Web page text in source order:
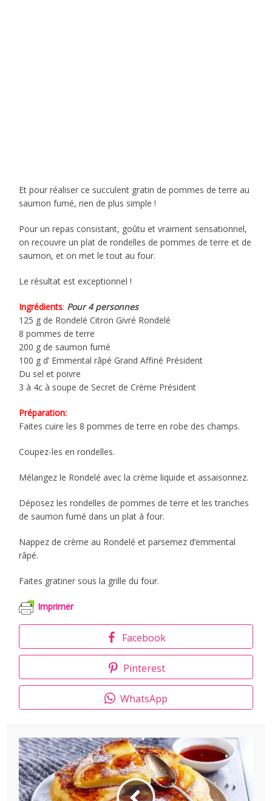
Et pour réaliser ce succulent gratin de pommes de terre au
saumon fumé, rien de plus simple !
Pour un repas consistant, goûtu et vraiment sensationnel,
on recouvre un plat de rondelles de pommes de terre et de
saumon, et on met le tout au four.
Le résultat est exceptionnel !
Ingrédients: Pour 4 personnes
125 g de Rondelé Citron Givré Rondelé
8 pommes de terre
200 g de saumon fumé
100 g d’ Emmental râpé Grand Affiné Président
Du sel et poivre
3 à 4c à soupe de Secret de Crème Président
Préparation:
Faites cuire les 8 pommes de terre en robe des champs.
Coupez-les en rondelles.
Mélangez le Rondelé avec la crème liquide et assaisonnez.
Déposez les rondelles de pommes de terre et les tranches
de saumon fumé dans un plat à four.
Nappez de crème au Rondelé et parsemez d’emmental
râpé.
Faites gratiner sous la grille du four.
Imprimer
Facebook
Pinterest
WhatsApp